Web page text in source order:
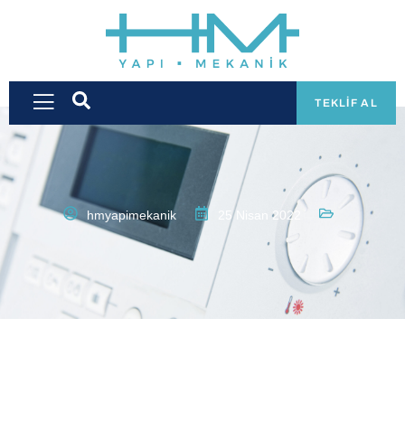
TEKLIF AL
hmyapimekanik 25 Nisan 2022